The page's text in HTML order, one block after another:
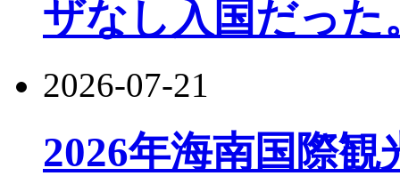
ザなし入国だった
2026-07-21
2026年海南国際